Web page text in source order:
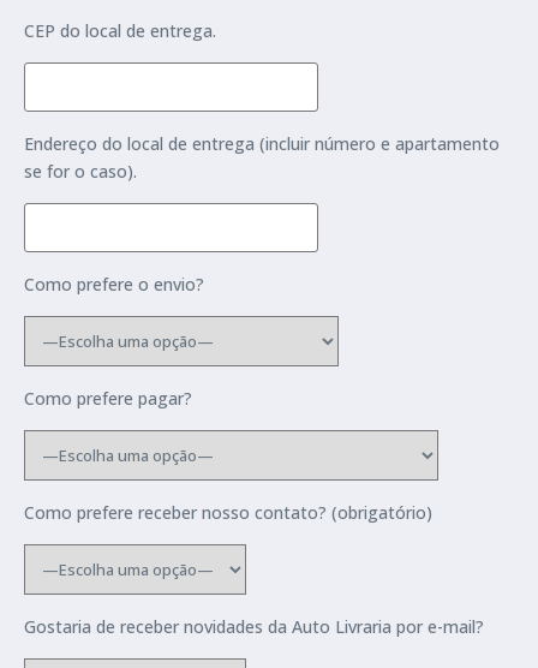
CEP do local de entrega.
Endereço do local de entrega (incluir número e apartamento
se for o caso).
Como prefere o envio?
Como prefere pagar?
Como prefere receber nosso contato? (obrigatório)
Gostaria de receber novidades da Auto Livraria por e-mail?